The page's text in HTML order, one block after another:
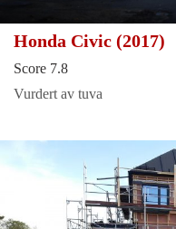
Honda Civic (2017)
Score 7.8
Vurdert av tuva